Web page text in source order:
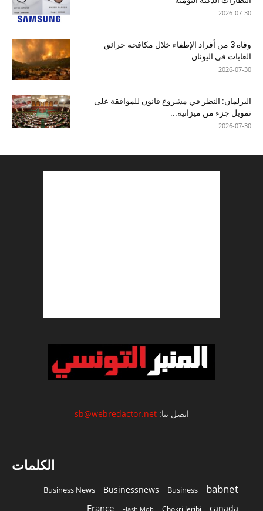
2026-07-30
وفاة 3 من أفراد الإطفاء خلال مكافحة حرائق
الغابات في اليونان
2026-07-30
البرلمان: النظر في مشروع قانون للموافقة على
تمويل جزء من ميزانية...
2026-07-30
اتصل بنا:sb@webredactor.net
الكلمات
babnet
Business
Businessnews
Business News
canada
Chokri Jeribi
Flash Mob
France